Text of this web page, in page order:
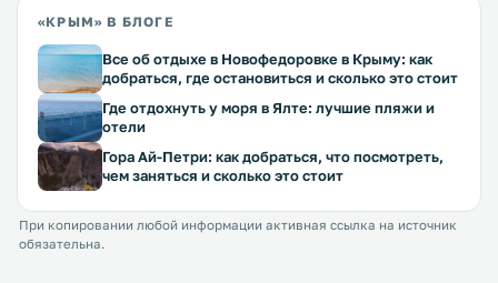
«КРЫМ» В БЛОГЕ
Все об отдыхе в Новофедоровке в Крыму: как
добраться, где остановиться и сколько это стоит
Где отдохнуть у моря в Ялте: лучшие пляжи и
отели
Гора Ай-Петри: как добраться, что посмотреть,
чем заняться и сколько это стоит
При копировании любой информации активная ссылка на источник
обязательна.